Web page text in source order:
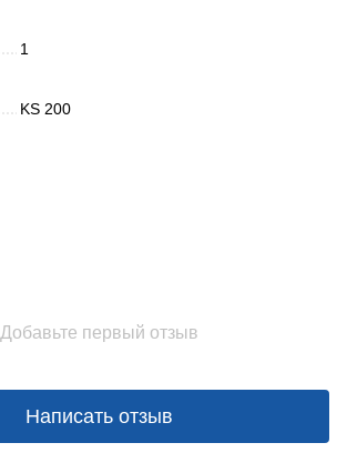
1
KS 200
Добавьте первый отзыв
Написать отзыв